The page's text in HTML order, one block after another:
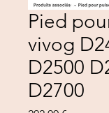
Pied
vivog
D2500
D2700